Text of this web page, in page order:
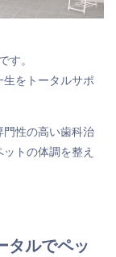
す。
をトータルサポ
門性の高い歯科治
トの体調を整え
タルでペッ